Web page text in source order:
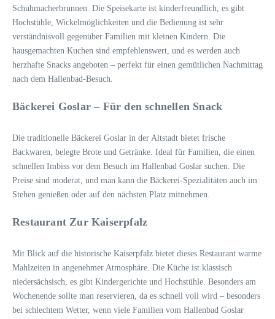
Schuhmacherbrunnen. Die Speisekarte ist kinderfreundlich, es gibt
Hochstühle, Wickelmöglichkeiten und die Bedienung ist sehr
verständnisvoll gegenüber Familien mit kleinen Kindern. Die
hausgemachten Kuchen sind empfehlenswert, und es werden auch
herzhafte Snacks angeboten – perfekt für einen gemütlichen Nachmittag
nach dem Hallenbad-Besuch.
Bäckerei Goslar – Für den schnellen Snack
Die traditionelle Bäckerei Goslar in der Altstadt bietet frische
Backwaren, belegte Brote und Getränke. Ideal für Familien, die einen
schnellen Imbiss vor dem Besuch im Hallenbad Goslar suchen. Die
Preise sind moderat, und man kann die Bäckerei-Spezialitäten auch im
Stehen genießen oder auf den nächsten Platz mitnehmen.
Restaurant Zur Kaiserpfalz
Mit Blick auf die historische Kaiserpfalz bietet dieses Restaurant warme
Mahlzeiten in angenehmer Atmosphäre. Die Küche ist klassisch
niedersächsisch, es gibt Kindergerichte und Hochstühle. Besonders am
Wochenende sollte man reservieren, da es schnell voll wird – besonders
bei schlechtem Wetter, wenn viele Familien vom Hallenbad Goslar